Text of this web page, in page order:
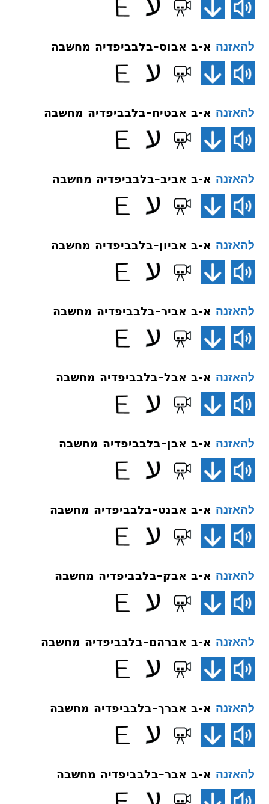
להאזנה א-ב אבוס–בלבביפדיה מחשבה
להאזנה א-ב אבטיח–בלבביפדיה מחשבה
להאזנה א-ב אביב–בלבביפדיה מחשבה
להאזנה א-ב אביון–בלבביפדיה מחשבה
להאזנה א-ב אביר–בלבביפדיה מחשבה
להאזנה א-ב אבל–בלבביפדיה מחשבה
להאזנה א-ב אבן–בלבביפדיה מחשבה
להאזנה א-ב אבנט–בלבביפדיה מחשבה
להאזנה א-ב אבק–בלבביפדיה מחשבה
להאזנה א-ב אברהם–בלבביפדיה מחשבה
להאזנה א-ב אברך–בלבביפדיה מחשבה
להאזנה א-ב אבר–בלבביפדיה מחשבה